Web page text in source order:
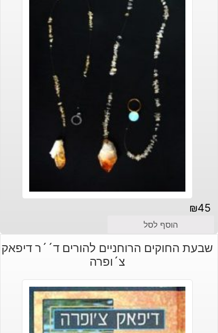
₪45
הוסף לסל
שבעת החוקים הרוחניים להורים ד´´ר דיפאק
צ´ופרה